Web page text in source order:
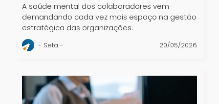
A saúde mental dos colaboradores vem
demandando cada vez mais espaço na gestão
estratégica das organizações.
- Seta - 20/05/2026